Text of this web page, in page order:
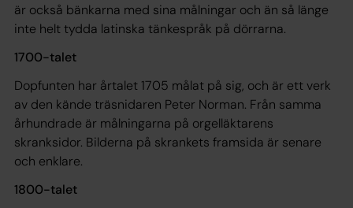
är också bänkarna med sina målningar och än så länge
inte helt tydda latinska tänkespråk på dörrarna.
1700-talet
Dopfunten har årtalet 1705 målat på sig, och är ett verk
av den kände träsnidaren Peter Norman. Från samma
århundrade är målningarna på orgelläktarens
skranksidor. Bilderna på skrankets framsida är senare
och enklare.
1800-talet